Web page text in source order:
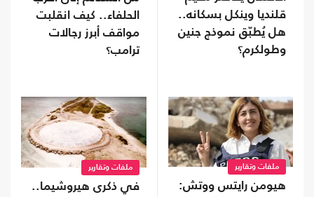
قلنديا وينكل بسكانه..
هل يُطبّق نموذج جنين
وطولكرم؟
الحلفاء.. كيف انقلبت
مواقف أبرز رجالات
ترامب؟
ملفات وتقارير
هيومن رايتس ووتش:
ملفات وتقارير
في ذكرى هيروشيما..